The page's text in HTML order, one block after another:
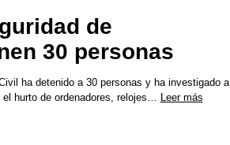
de
30 personas
ha detenido a 30 personas y ha investigado a
el hurto de ordenadores, relojes… Leer más